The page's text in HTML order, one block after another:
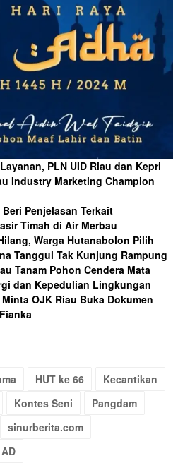
PLN UID Riau dan Kepri
Industry Marketing Champion
Penjelasan Terkait
Timah di Air Merbau
Warga Hutanabolon Pilih
Tanggul Tak Kunjung Rampung
Tanam Pohon Cendera Mata
dan Kepedulian Lingkungan
OJK Riau Buka Dokumen
HUT ke 66
Kecantikan
Kontes Seni
Pangdam
sinurberita.com